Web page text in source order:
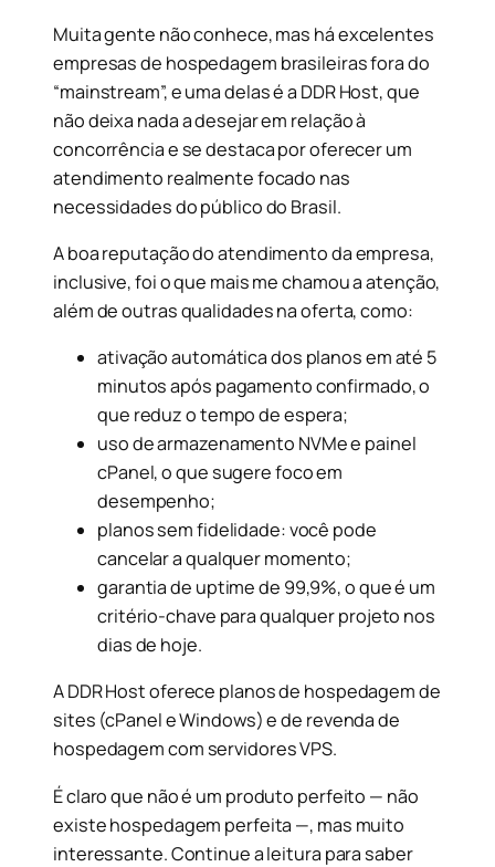
Muita gente não conhece, mas há excelentes
empresas de hospedagem brasileiras fora do
“mainstream”, e uma delas é a DDR Host, que
não deixa nada a desejar em relação à
concorrência e se destaca por oferecer um
atendimento realmente focado nas
necessidades do público do Brasil.
A boa reputação do atendimento da empresa,
inclusive, foi o que mais me chamou a atenção,
além de outras qualidades na oferta, como:
ativação automática dos planos em até 5
minutos após pagamento confirmado, o
que reduz o tempo de espera;
uso de armazenamento NVMe e painel
cPanel, o que sugere foco em
desempenho;
planos sem fidelidade: você pode
cancelar a qualquer momento;
garantia de uptime de 99,9%, o que é um
critério-chave para qualquer projeto nos
dias de hoje.
A DDR Host oferece planos de hospedagem de
sites (cPanel e Windows) e de revenda de
hospedagem com servidores VPS.
É claro que não é um produto perfeito — não
existe hospedagem perfeita —, mas muito
interessante. Continue a leitura para saber